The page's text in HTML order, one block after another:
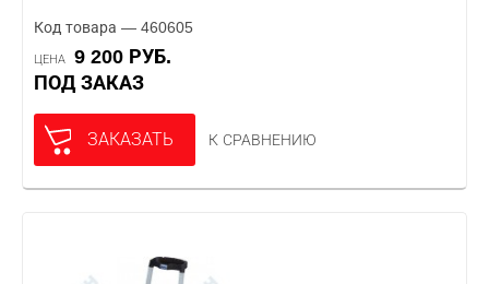
Код товара — 460605
ЦЕНА
9 200 РУБ.
ПОД ЗАКАЗ
ЗАКАЗАТЬ К СРАВНЕНИЮ